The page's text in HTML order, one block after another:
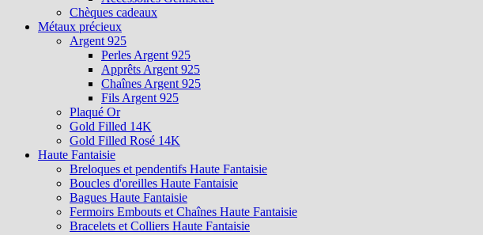
Chèques cadeaux
Métaux précieux
Argent 925
Perles Argent 925
Apprêts Argent 925
Chaînes Argent 925
Fils Argent 925
Plaqué Or
Gold Filled 14K
Gold Filled Rosé 14K
Haute Fantaisie
Breloques et pendentifs Haute Fantaisie
Boucles d'oreilles Haute Fantaisie
Bagues Haute Fantaisie
Fermoirs Embouts et Chaînes Haute Fantaisie
Bracelets et Colliers Haute Fantaisie